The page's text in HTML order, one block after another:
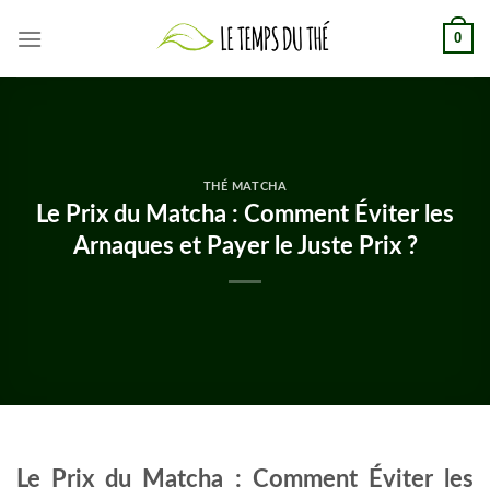
0
THÉ MATCHA
Le Prix du Matcha : Comment Éviter les
Arnaques et Payer le Juste Prix ?
Le Prix du Matcha : Comment Éviter les